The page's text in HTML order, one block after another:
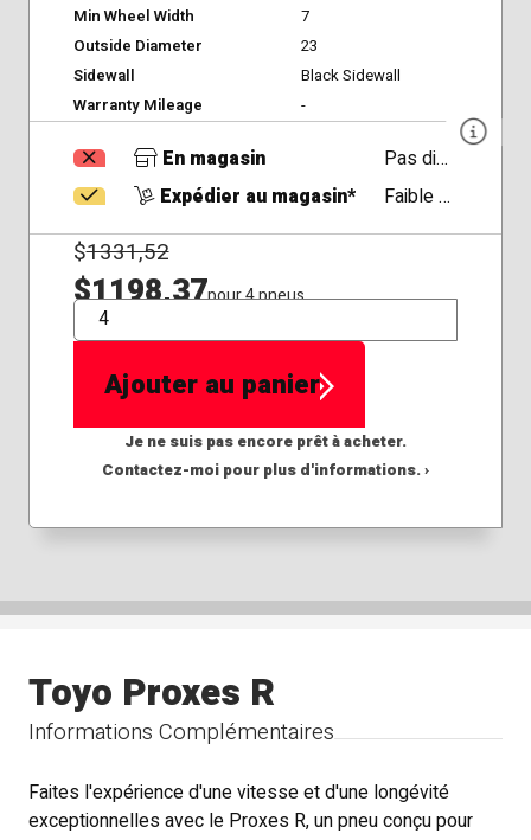
Min Wheel Width
7
Outside Diameter
23
Sidewall
Black Sidewall
Warranty Mileage
-
En magasin
Pas disponible
Expédier au magasin*
Faible Disponibilité
$1331,52
$1198,37pour 4 pneus
QTÉ
Ajouter au panier
Je ne suis pas encore prêt à acheter.
Contactez-moi pour plus d'informations. ›
Informations Complémentaires
Toyo Proxes R
Faites l'expérience d'une vitesse et d'une longévité
exceptionnelles avec le Proxes R, un pneu conçu pour